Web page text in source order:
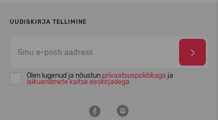
UUDISKIRJA TELLIMINE
Olen lugenud ja nõustun privaatsuspoliitikaga ja
isikuandmete kaitse eeskirjadega